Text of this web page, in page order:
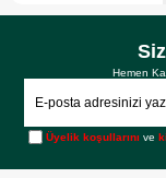
Hemen
Üyelik koşullarını ve